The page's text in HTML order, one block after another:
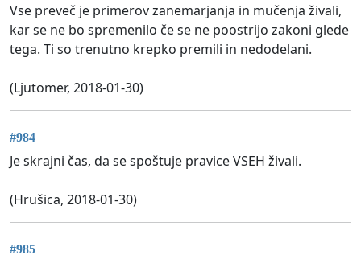
Vse preveč je primerov zanemarjanja in mučenja živali,
kar se ne bo spremenilo če se ne poostrijo zakoni glede
tega. Ti so trenutno krepko premili in nedodelani.
(Ljutomer, 2018-01-30)
#984
Je skrajni čas, da se spoštuje pravice VSEH živali.
(Hrušica, 2018-01-30)
#985